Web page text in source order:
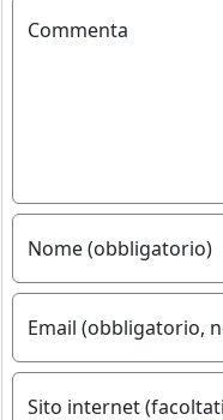
Commenta
Nome (obbligatorio)
Email (obbligatorio,
Sito internet